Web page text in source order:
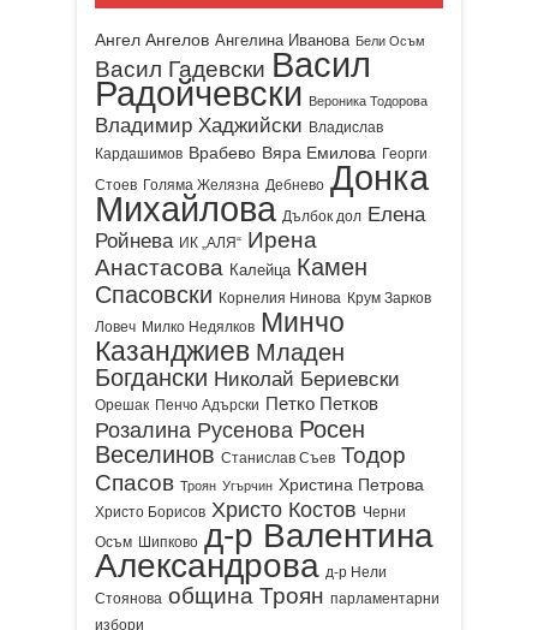
Ангел Ангелов Ангелина Иванова Бели Осъм
Васил Гадевски Васил
Радойчевски Вероника Тодорова
Владимир Хаджийски Владислав
Кардашимов Врабево Вяра Емилова Георги
Стоев Голяма Желязна Дебнево Донка
Михайлова Дълбок дол Елена
Ройнева ИК „АЛЯ“ Ирена
Анастасова Калейца Камен
Спасовски Корнелия Нинова Крум Зарков
Ловеч Милко Недялков Минчо
Казанджиев Младен
Богдански Николай Бериевски
Орешак Пенчо Адърски Петко Петков
Розалина Русенова Росен
Веселинов Станислав Съев Тодор
Спасов Троян Угърчин Христина Петрова
Христо Борисов Христо Костов Черни
Осъм
Шипково д-р Валентина
Александрова д-р Нели
Стоянова община Троян парламентарни
избори